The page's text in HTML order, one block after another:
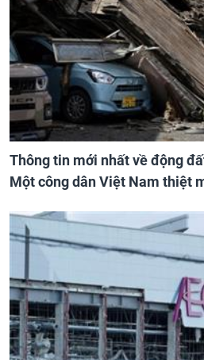
Thông tin mới nhất về động
Một công dân Việt Nam thiệt